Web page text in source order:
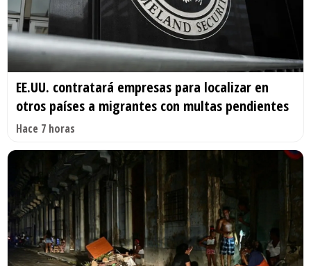
EE.UU. contratará empresas para localizar en
otros países a migrantes con multas pendientes
Hace 7 horas